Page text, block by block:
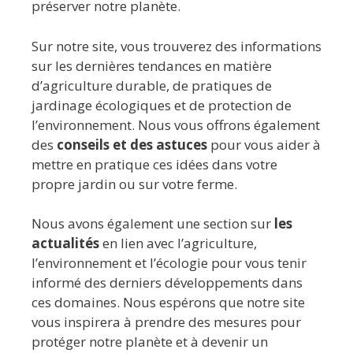
préserver notre planète.
Sur notre site, vous trouverez des informations
sur les dernières tendances en matière
d’agriculture durable, de pratiques de
jardinage écologiques et de protection de
l’environnement. Nous vous offrons également
des conseils et des astuces pour vous aider à
mettre en pratique ces idées dans votre
propre jardin ou sur votre ferme.
Nous avons également une section sur les
actualitésen lien avec l’agriculture,
l’environnement et l’écologie pour vous tenir
informé des derniers développements dans
ces domaines. Nous espérons que notre site
vous inspirera à prendre des mesures pour
protéger notre planète et à devenir un